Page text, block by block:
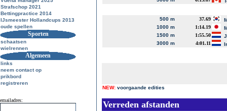
Strafschop 2021
Bettingpractice 2014
IJsmeester Hollandcups 2013
oude spellen
Sporten
schaatsen
wielrennen
Algemeen
links
neem contact op
prikbord
registreren
emailadres:
500 m 37.69
1000 m
1:14.19
1500 m
1:55.50
3000 m
4:01.11
NEW: voorgaande edities
Verreden afstanden